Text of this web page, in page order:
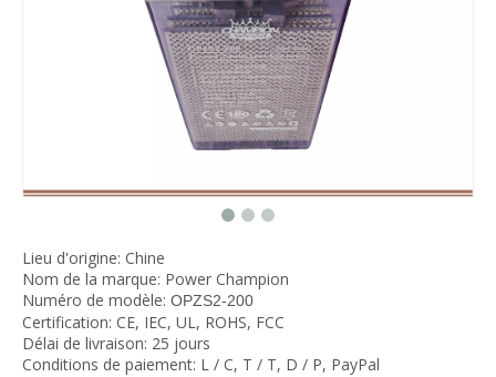
Lieu d'origine: Chine
Nom de la marque: Power Champion
Numéro de modèle: OPZS2-200
Certification: CE, IEC, UL, ROHS, FCC
Délai de livraison: 25 jours
Conditions de paiement: L / C, T / T, D / P, PayPal